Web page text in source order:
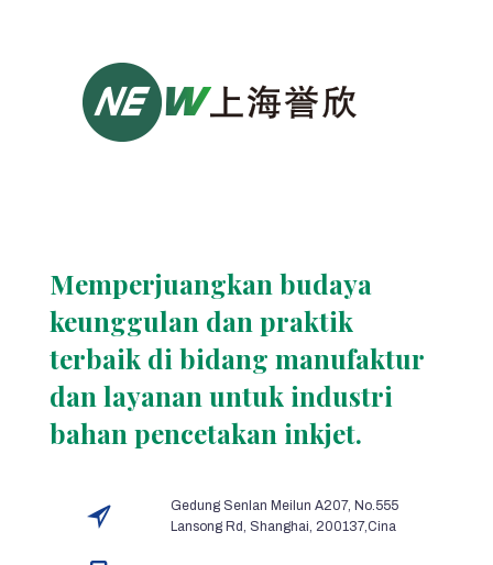
Memperjuangkan budaya
keunggulan dan praktik
terbaik di bidang manufaktur
dan layanan untuk industri
bahan pencetakan inkjet.
Gedung Senlan Meilun A207, No.555
Lansong Rd, Shanghai, 200137,Cina